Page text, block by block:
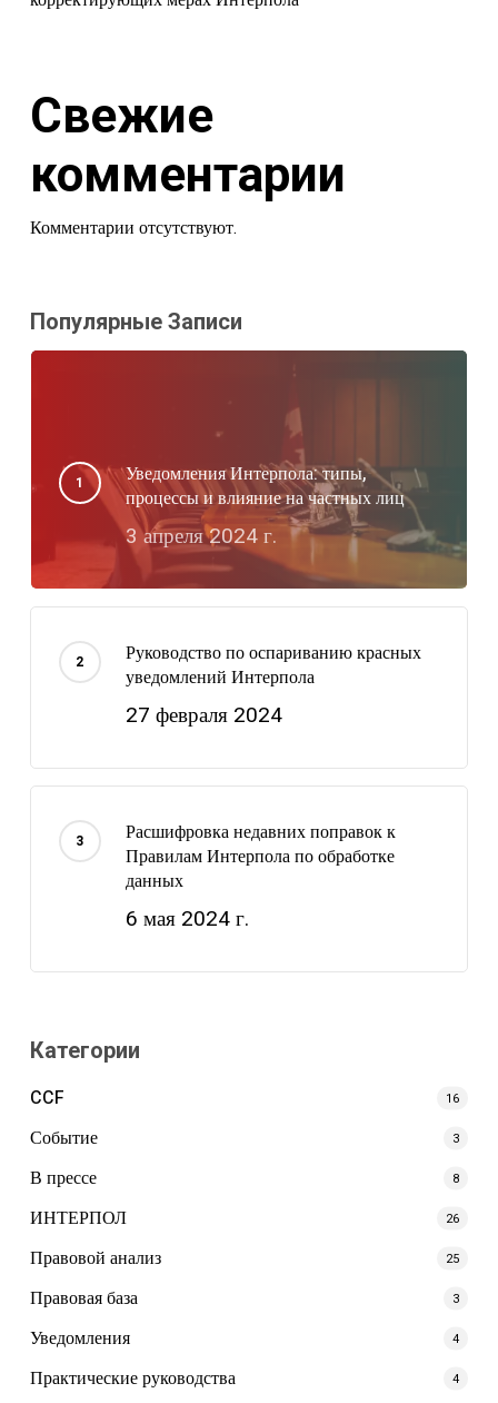
Свежие
комментарии
Комментарии отсутствуют.
Популярные Записи
Уведомления Интерпола: типы,
процессы и влияние на частных лиц
3 апреля 2024 г.
Руководство по оспариванию красных
уведомлений Интерпола
27 февраля 2024
Расшифровка недавних поправок к
Правилам Интерпола по обработке
данных
6 мая 2024 г.
Категории
CCF
16
Событие 3
В прессе 8
ИНТЕРПОЛ 26
Правовой анализ 25
Правовая база 3
Уведомления 4
Практические руководства 4